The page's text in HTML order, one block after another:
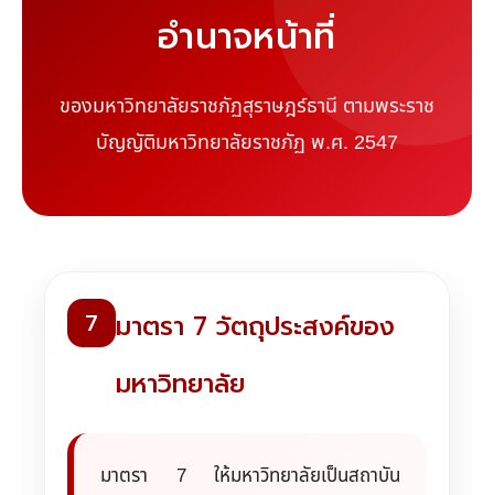
อำนาจหน้าที่
ของมหาวิทยาลัยราชภัฏสุราษฎร์ธานี ตามพระราช
บัญญัติมหาวิทยาลัยราชภัฏ พ.ศ. 2547
7 มาตรา 7 วัตถุประสงค์ของ
มหาวิทยาลัย
มาตรา 7 ให้มหาวิทยาลัยเป็นสถาบัน